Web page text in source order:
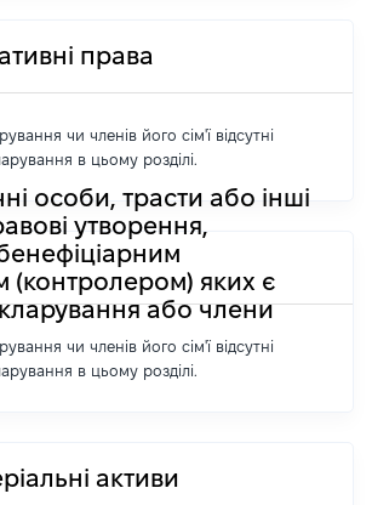
права
чи членів його сім'ї відсутні
в цьому розділі.
особи, трасти або інші
утворення,
(контролером) яких є
або члени
чи членів його сім'ї відсутні
в цьому розділі.
активи